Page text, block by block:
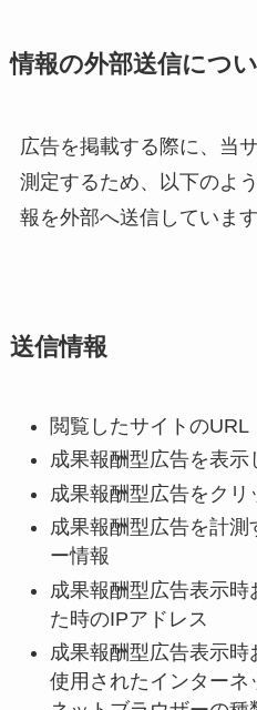
情報の外部送信につ
広告を掲載する際に、当
測定するため、以下のよ
報を外部へ送信していま
送信情報
閲覧したサイトのURL
成果報酬型広告を表示
成果報酬型広告をクリ
成果報酬型広告を計
ー情報
成果報酬型広告表示
た時のIPアドレス
成果報酬型広告表示
使用されたインター